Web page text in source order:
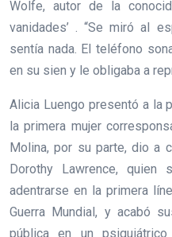
Wolfe, autor de la
vanidades’ . “Se miró al
sentía nada. El teléfono
en su sien y le obligaba a
Alicia Luengo presentó a la
la primera mujer
Molina, por su parte, dio a
Dorothy Lawrence,
adentrarse en la primera
Guerra Mundial, y acabó
pública en un